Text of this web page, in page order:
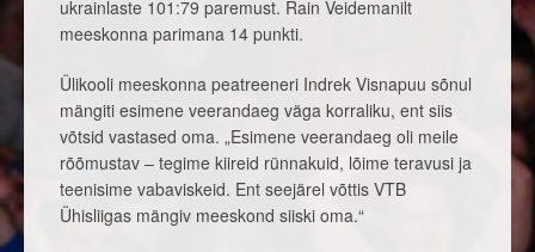
ukrainlaste 101:79 paremust. Rain Veidemanilt
meeskonna parimana 14 punkti.
Ülikooli meeskonna peatreeneri Indrek Visnapuu sõnul
mängiti esimene veerandaeg väga korraliku, ent siis
võtsid vastased oma. „Esimene veerandaeg oli meile
rõõmustav – tegime kiireid rünnakuid, lõime teravusi ja
teenisime vabaviskeid. Ent seejärel võttis VTB
Ühisliigas mängiv meeskond siiski oma.“